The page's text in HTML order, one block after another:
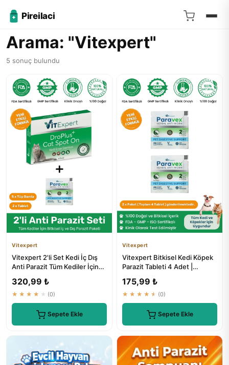
Pireilaci
Arama: "Vitexpert"
5 sonuç bulundu
Vitexpert
Vitexpert 2'li Set Kedi İç Dış
Anti Parazit Tüm Kediler İçin
320,99 ₺
★★★★★ (0)
Sepete Ekle
Vitexpert
Vitexpert Bitkisel Kedi Köpek
Parazit Tableti 4 Adet |
175,99 ₺
★★★★★ (0)
Sepete Ekle